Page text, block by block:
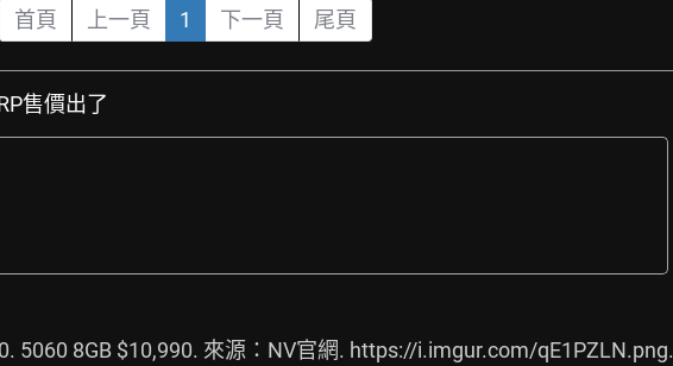
首頁 上一頁 1 下一頁 尾頁
售價出了
5060 8GB $10,990. 來源：NV官網. https://i.imgur.com/qE1PZLN.png.